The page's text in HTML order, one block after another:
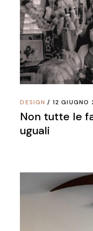
DESIGN 12 GIUGNO
Non tutte le
uguali